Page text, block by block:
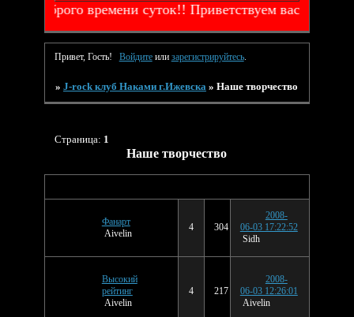
доброго времени суток!! Приветствуем вас на
Привет, Гость! Войдитеили зарегистрируйтесь.
» J-rock клуб Наками г.Ижевска » Наше творчество
Наше творчество
Страница: 1
Фанарт
Aivelin
4 304
2008-
06-03 17:22:52
Sidh
Высокий
рейтинг
Aivelin
4 217
2008-
06-03 12:26:01
Aivelin